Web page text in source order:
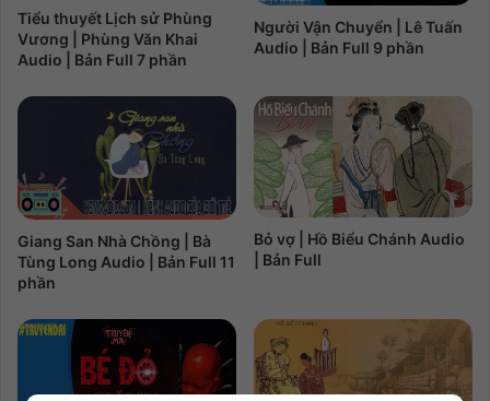
Tiểu thuyết Lịch sử Phùng
Vương | Phùng Văn Khai
Audio | Bản Full 7 phần
Người Vận Chuyển | Lê Tuấn
Audio | Bản Full 9 phần
Giang San Nhà Chồng | Bà
Tùng Long Audio | Bản Full 11
phần
Bỏ vợ | Hồ Biểu Chánh Audio
| Bản Full